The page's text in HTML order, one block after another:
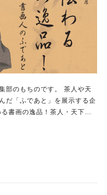
ちのです。 茶人や天
だ「ふであと」を展示する企
書画の逸品！茶人・天下
～18時（最終入館17時30
200円、中学生以下無料
内在住65歳以上の方は無料